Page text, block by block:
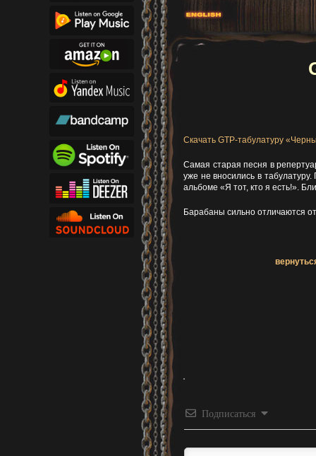
Скачать GTP-табулатуру
Самая старая песня в
уже не вносились в
альбоме «Я тот, кто я есть!».
Барабаны сильно отличаются
Подписаться